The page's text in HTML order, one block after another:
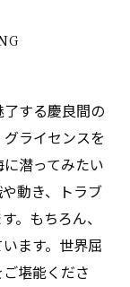
する慶良間の
ライセンスを
潜ってみたい
動き、トラブ
。もちろん、
ます。世界屈
堪能くださ